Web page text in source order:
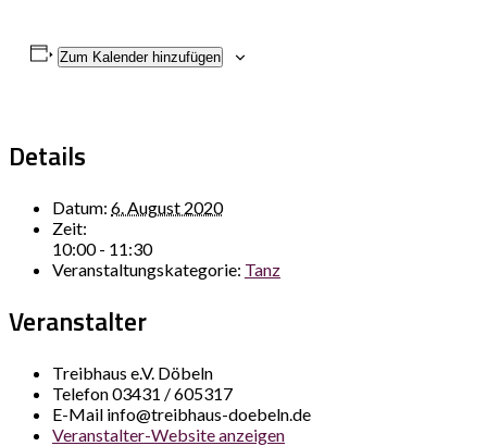
Zum Kalender hinzufügen
Details
Datum: 6. August 2020
Zeit:
10:00 - 11:30
Veranstaltungskategorie: Tanz
Veranstalter
Treibhaus e.V. Döbeln
Telefon03431 / 605317
E-Mail info@treibhaus-doebeln.de
Veranstalter-Website anzeigen